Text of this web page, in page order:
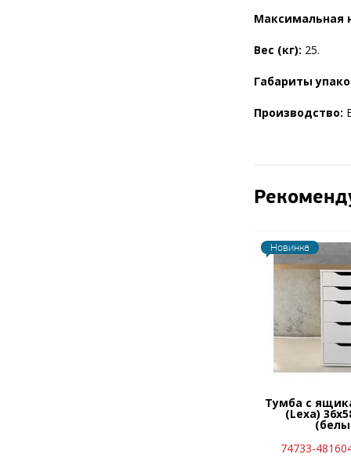
Максимальная
Вес (кг): 25.
Габариты
Производство:
Новинка
Тумба с
(Lexa)
74733-